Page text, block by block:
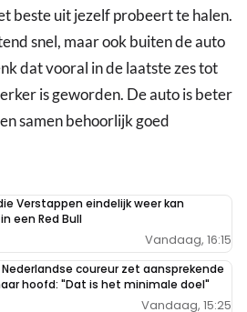
beste uit jezelf probeert te halen.
snel, maar ook buiten de auto
dat vooral in de laatste zes tot
is geworden. De auto is beter
samen behoorlijk goed
Verstappen eindelijk weer kan
een Red Bull
Vandaag, 16:15
Nederlandse coureur zet aansprekende
hoofd: "Dat is het minimale doel"
Vandaag, 15:25